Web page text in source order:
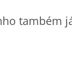
também